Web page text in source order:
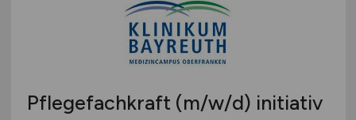
Pflegefachkraft (m/w/d) initiativ